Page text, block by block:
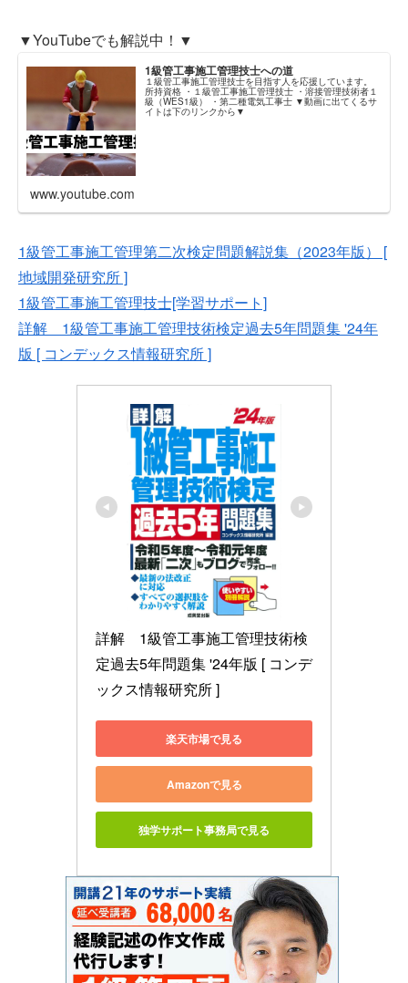
▼YouTubeでも解説中！▼
1級管工事施工管理技士への道
１級管工事施工管理技士を目指す人を応援しています。
所持資格 ・１級管工事施工管理技士 ・溶接管理技術者１
級（WES1級） ・第二種電気工事士 ▼動画に出てくるサ
イトは下のリンクから▼
www.youtube.com
1級管工事施工管理第二次検定問題解説集（2023年版） [
地域開発研究所 ]
1級管工事施工管理技士[学習サポート]
詳解 1級管工事施工管理技術検定過去5年問題集 '24年
版 [ コンデックス情報研究所 ]
詳解　1級管工事施工管理技術検
定過去5年問題集 '24年版 [ コンデ
ックス情報研究所 ]
楽天市場で見る
Amazonで見る
独学サポート事務局で見る